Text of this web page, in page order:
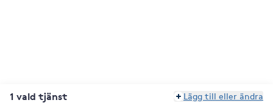
1 vald tjänst Lägg till eller ändra